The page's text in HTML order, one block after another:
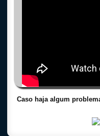
Caso haja algum